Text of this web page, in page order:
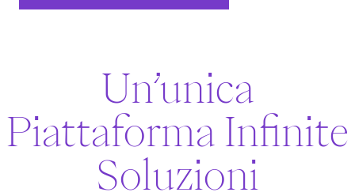
Un’unica
Piattaforma Infinite
Soluzioni